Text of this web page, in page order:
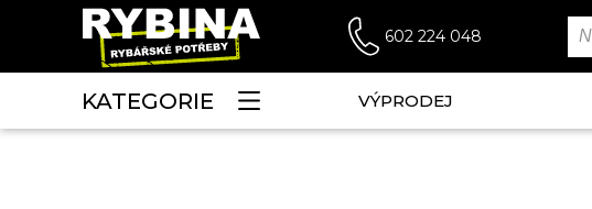
602 224 048
KATEGORIE VÝPRODEJ